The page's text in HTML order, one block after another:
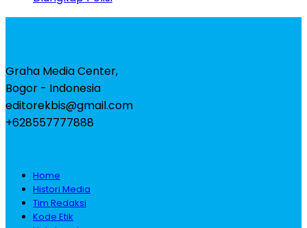
Graha Media Center,
Bogor - Indonesia
editorekbis@gmail.com
+628557777888
Home
Histori Media
Tim Redaksi
Kode Etik